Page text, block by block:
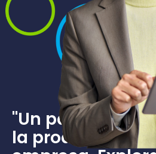
"Un paso hacia
la